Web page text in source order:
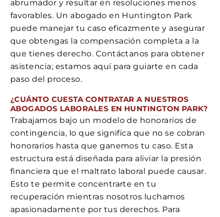
abrumador y resultar en resoluciones menos
favorables. Un abogado en Huntington Park
puede manejar tu caso eficazmente y asegurar
que obtengas la compensación completa a la
que tienes derecho. Contáctanos para obtener
asistencia; estamos aquí para guiarte en cada
paso del proceso.
¿CUÁNTO CUESTA CONTRATAR A NUESTROS
ABOGADOS LABORALES EN HUNTINGTON PARK?
Trabajamos bajo un modelo de honorarios de
contingencia, lo que significa que no se cobran
honorarios hasta que ganemos tu caso. Esta
estructura está diseñada para aliviar la presión
financiera que el maltrato laboral puede causar.
Esto te permite concentrarte en tu
recuperación mientras nosotros luchamos
apasionadamente por tus derechos. Para